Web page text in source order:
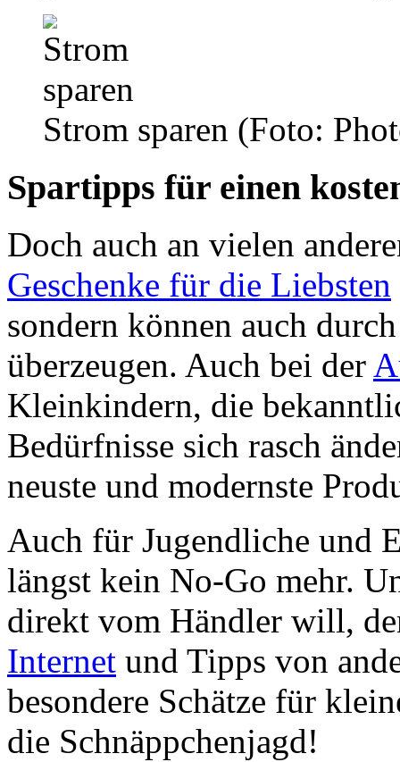
Strom sparen (Foto:
Spartipps für einen
Doch auch an vielen
Geschenke für die Liebsten
sondern können auch
überzeugen. Auch bei der
Kleinkindern, die
Bedürfnisse sich rasch
neuste und modernste
Auch für Jugendliche und
längst kein No-Go mehr.
direkt vom Händler will,
Internet und Tipps von
besondere Schätze für
die Schnäppchenjagd!